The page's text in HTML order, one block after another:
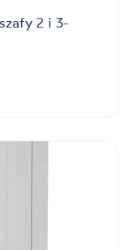
2 i 3-